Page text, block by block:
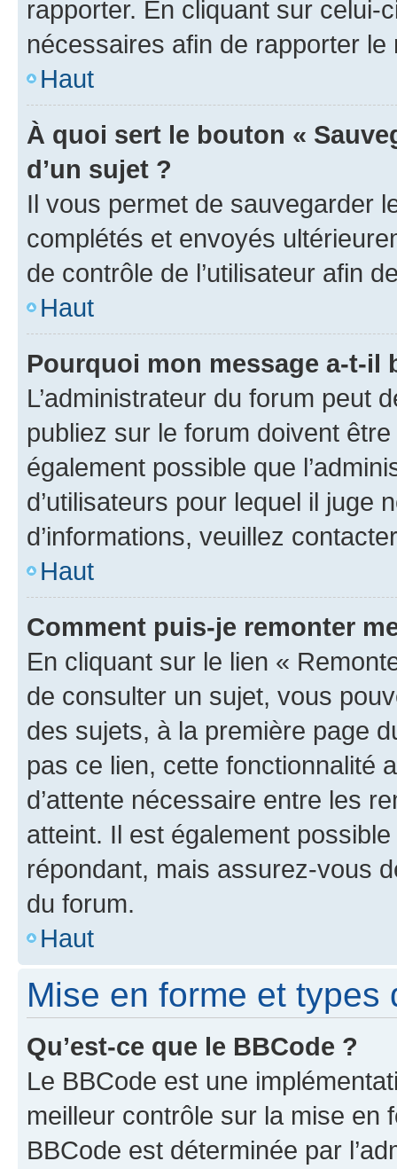
rapporter. En cliquant sur
nécessaires afin de rapporter le
Haut
À quoi sert le bouton «
d’un sujet ?
Il vous permet de sauvegarder
complétés et envoyés
de contrôle de l’utilisateur afin
Haut
Pourquoi mon message a-t-il
L’administrateur du forum peut
publiez sur le forum doivent
également possible que
d’utilisateurs pour lequel il juge
d’informations, veuillez
Haut
Comment puis-je remonter
En cliquant sur le lien «
de consulter un sujet, vous
des sujets, à la première page
pas ce lien, cette fonctionnalité
d’attente nécessaire entre les
atteint. Il est également
répondant, mais assurez-vous
du forum.
Haut
Mise en forme et types
Qu’est-ce que le BBCode ?
Le BBCode est une
meilleur contrôle sur la mise en
BBCode est déterminée par